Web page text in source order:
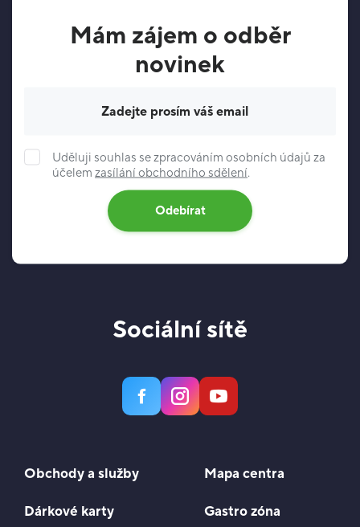
Mám zájem o odběr
novinek
Uděluji souhlas se zpracováním osobních údajů za
účelem zasílání obchodního sdělení.
Odebírat
Sociální sítě
Obchody a služby Mapa centra
Dárkové karty Gastro zóna